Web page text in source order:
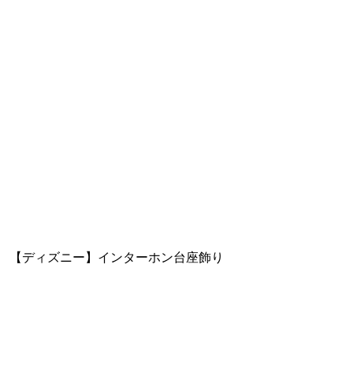
【ディズニー】インターホン台座飾り